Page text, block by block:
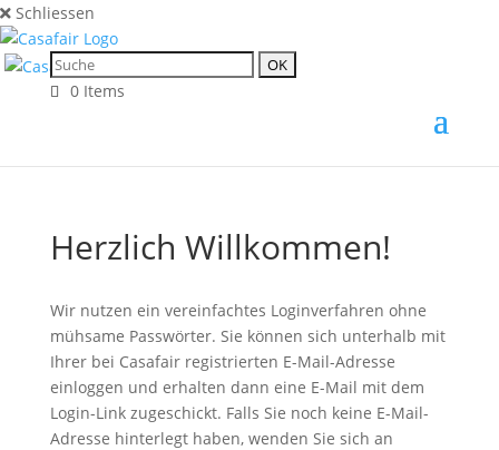
Schliessen
0 Items
Herzlich Willkommen!
Wir nutzen ein vereinfachtes Loginverfahren ohne
mühsame Passwörter. Sie können sich unterhalb mit
Ihrer bei Casafair registrierten E-Mail-Adresse
einloggen und erhalten dann eine E-Mail mit dem
Login-Link zugeschickt. Falls Sie noch keine E-Mail-
Adresse hinterlegt haben, wenden Sie sich an